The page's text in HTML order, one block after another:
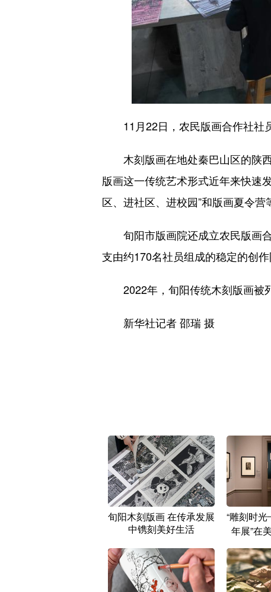
11月22日，农民版画合作社社员
木刻版画在地处秦巴山区的陕西
版画这一传统艺术形式近年来快速
区、进社区、进校园”和版画夏令营
旬阳市版画院还成立农民版画合
支由约170名社员组成的稳定的创作
2022年，旬阳传统木刻版画被列
新华社记者 邵瑞 摄
旬阳木刻版画 在传承发展
中镌刻美好生活
“雕刻时
年展”在